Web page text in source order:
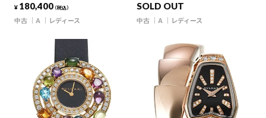
¥ 180,400（税込）
中古 A レディース
SOLD OUT
中古 A レディース